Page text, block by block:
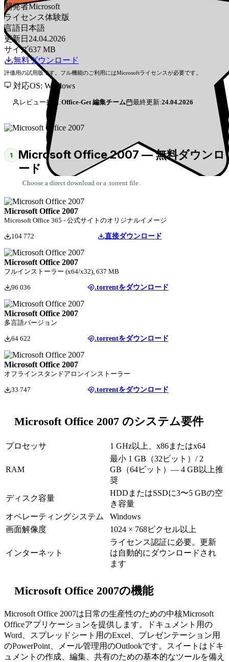
開発者Microsoft
ライセンス体験版
言語日本語
更新日 24.04.2026
サイズ637 MB
無料ダウンロード
評価用の試用版です。フル機能のご利用にはMicrosoftライセンスが必要です。
対応OS: Windows
レビュー担当:Office-Get 編集チーム 最終更新:24.04.2026
1
Microsoft Office 2007 — 無料ダウンロ
ード
Choose a direct download or a .torrent file.
Microsoft Office 2007
Microsoft Office 365 - 公式サイトのオリジナルイメージ
104 772 直接ダウンロード
Microsoft Office 2007
フルインストーラー (x64/x32), 637 MB
96 036 .torrentをダウンロード
Microsoft Office 2007
多言語バージョン
64 622 .torrentをダウンロード
Microsoft Office 2007
オフラインスタンドアロンインストーラー
33 747 .torrentをダウンロード
Microsoft Office 2007 のシステム要件
プロセッサ 1 GHz以上、x86またはx64
RAM
最小 1 GB（32ビット）/ 2
GB（64ビット）— 4 GB以上推
奨
ディスク容量
HDDまたはSSDに3〜5 GBの空
き容量
オペレーティングシステム
Windows
画面解像度
1024 × 768ピクセル以上
インターネット
ライセンス認証に必要。更新
は自動的にダウンロードされ
ます
Microsoft Office 2007の機能
Microsoft Office 2007は日常の生産性のための中核Microsoft
Officeアプリケーションを提供します。ドキュメント用の
Word、スプレッドシート用のExcel、プレゼンテーション用
のPowerPoint、メール管理用のOutlookです。スイートはドキ
ュメントの作成、編集、共有のための基本的なツールを備え